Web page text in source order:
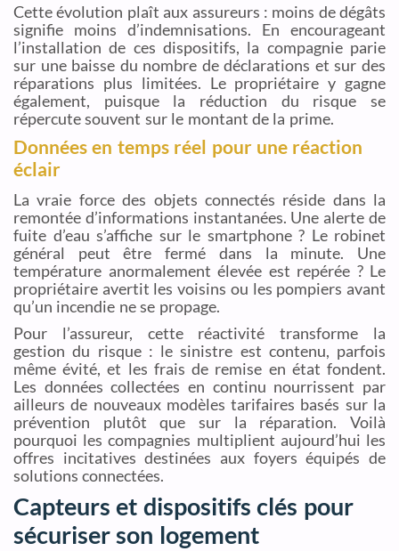
Cette évolution plaît aux assureurs : moins de dégâts
signifie moins d’indemnisations. En encourageant
l’installation de ces dispositifs, la compagnie parie
sur une baisse du nombre de déclarations et sur des
réparations plus limitées. Le propriétaire y gagne
également, puisque la réduction du risque se
répercute souvent sur le montant de la prime.
Données en temps réel pour une réaction
éclair
La vraie force des objets connectés réside dans la
remontée d’informations instantanées. Une alerte de
fuite d’eau s’affiche sur le smartphone ? Le robinet
général peut être fermé dans la minute. Une
température anormalement élevée est repérée ? Le
propriétaire avertit les voisins ou les pompiers avant
qu’un incendie ne se propage.
Pour l’assureur, cette réactivité transforme la
gestion du risque : le sinistre est contenu, parfois
même évité, et les frais de remise en état fondent.
Les données collectées en continu nourrissent par
ailleurs de nouveaux modèles tarifaires basés sur la
prévention plutôt que sur la réparation. Voilà
pourquoi les compagnies multiplient aujourd’hui les
offres incitatives destinées aux foyers équipés de
solutions connectées.
Capteurs et dispositifs clés pour
sécuriser son logement